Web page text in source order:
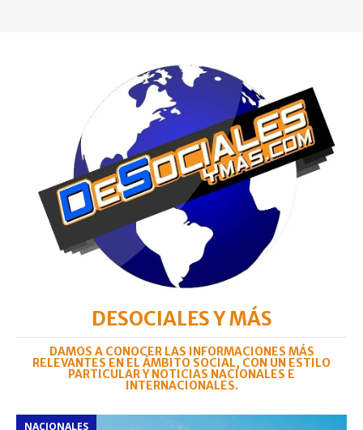
DESOCIALES Y MÁS
DAMOS A CONOCER LAS INFORMACIONES MÁS
RELEVANTES EN EL ÁMBITO SOCIAL, CON UN ESTILO
PARTICULAR Y NOTICIAS NACIONALES E
INTERNACIONALES.
NACIONALES